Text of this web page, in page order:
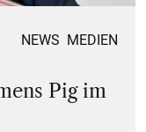
NEWS MEDIEN
Pig im